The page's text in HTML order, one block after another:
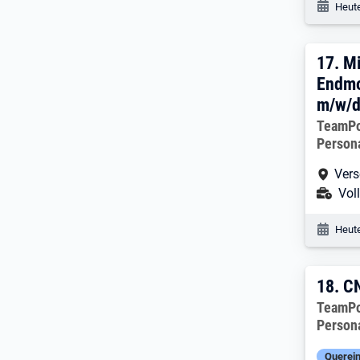
17.
17.
m/w/
18.
18.